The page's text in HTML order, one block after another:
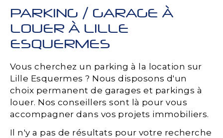
PARKING / GARAGE À
LOUER À LILLE
ESQUERMES
Vous cherchez un parking à la location sur
Lille Esquermes ? Nous disposons d'un
choix permanent de garages et parkings à
louer. Nos conseillers sont là pour vous
accompagner dans vos projets immobiliers.
Il n'y a pas de résultats pour votre recherche